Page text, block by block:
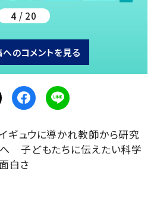
4 / 20
のコメントを見る
ギュウに導かれ教師から研究
子どもたちに伝えたい科学
白さ